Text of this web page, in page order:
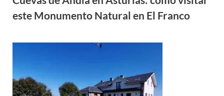
este Monumento Natural en El Franco